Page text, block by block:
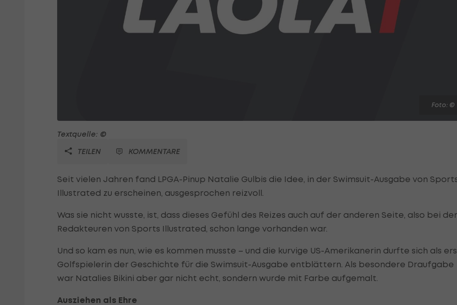
Foto: ©
Textquelle: ©
TEILEN
KOMMENTARE
Seit vielen Jahren fand LPGA-Pinup Natalie Gulbis die Idee, in der Swimsuit-Ausgabe von
Illustrated zu erscheinen, ausgesprochen reizvoll.
Was sie nicht wusste, ist, dass dieses Gefühl des Reizes auch auf der anderen Seite, also bei
Redakteuren von Sports Illustrated, schon lange vorhanden war.
Und so kam es nun, wie es kommen musste – und die kurvige US-Amerikanerin durfte sich als
Golfspielerin der Geschichte für die Swimsuit-Ausgabe entblättern. Als besondere Draufgabe
war Natalies Bikini aber gar nicht echt, sondern wurde mit Farbe aufgemalt.
Ausziehen als Ehre